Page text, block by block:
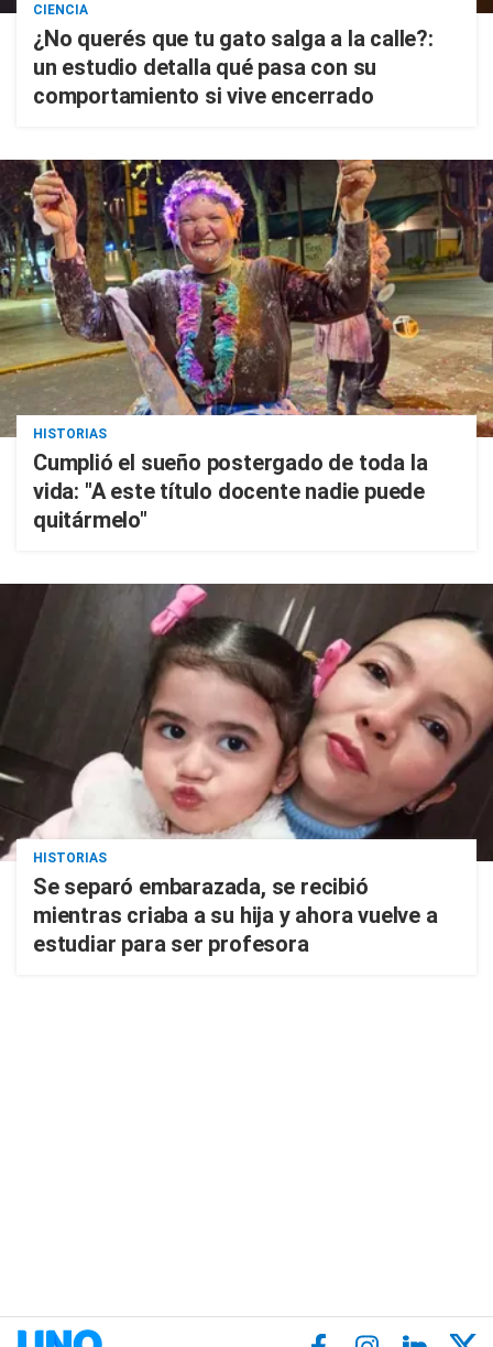
CIENCIA
¿No querés que tu gato salga a la calle?:
un estudio detalla qué pasa con su
comportamiento si vive encerrado
HISTORIAS
Cumplió el sueño postergado de toda la
vida: "A este título docente nadie puede
quitármelo"
HISTORIAS
Se separó embarazada, se recibió
mientras criaba a su hija y ahora vuelve a
estudiar para ser profesora